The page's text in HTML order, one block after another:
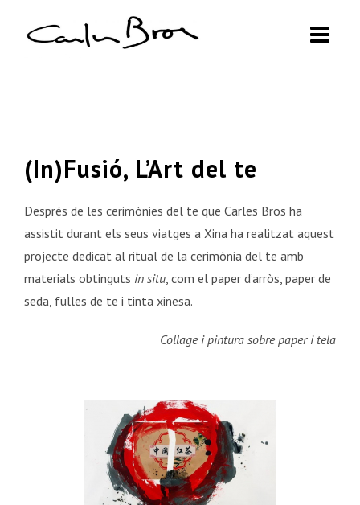
(In)Fusió, L’Art del te
Després de les cerimònies del te que Carles Bros ha
assistit durant els seus viatges a Xina ha realitzat aquest
projecte dedicat al ritual de la cerimònia del te amb
materials obtinguts in situ , com el paper d’arròs, paper de
seda, fulles de te i tinta xinesa.
Collage i pintura sobre paper i tela